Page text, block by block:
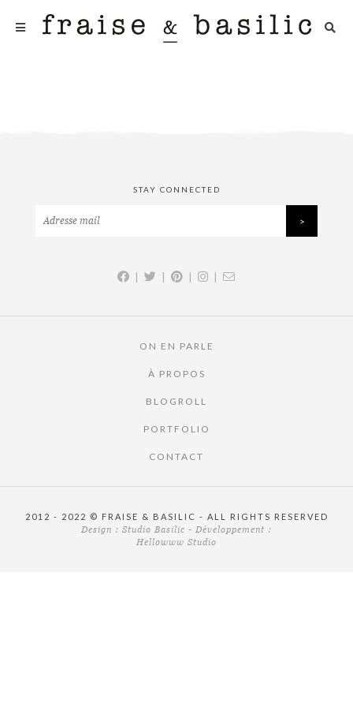
STAY CONNECTED
| | | |
ON EN PARLE
À PROPOS
BLOGROLL
PORTFOLIO
CONTACT
2012 - 2022 © FRAISE & BASILIC - ALL RIGHTS RESERVED
Design : Studio Basilic - Développement :
Hellowww Studio